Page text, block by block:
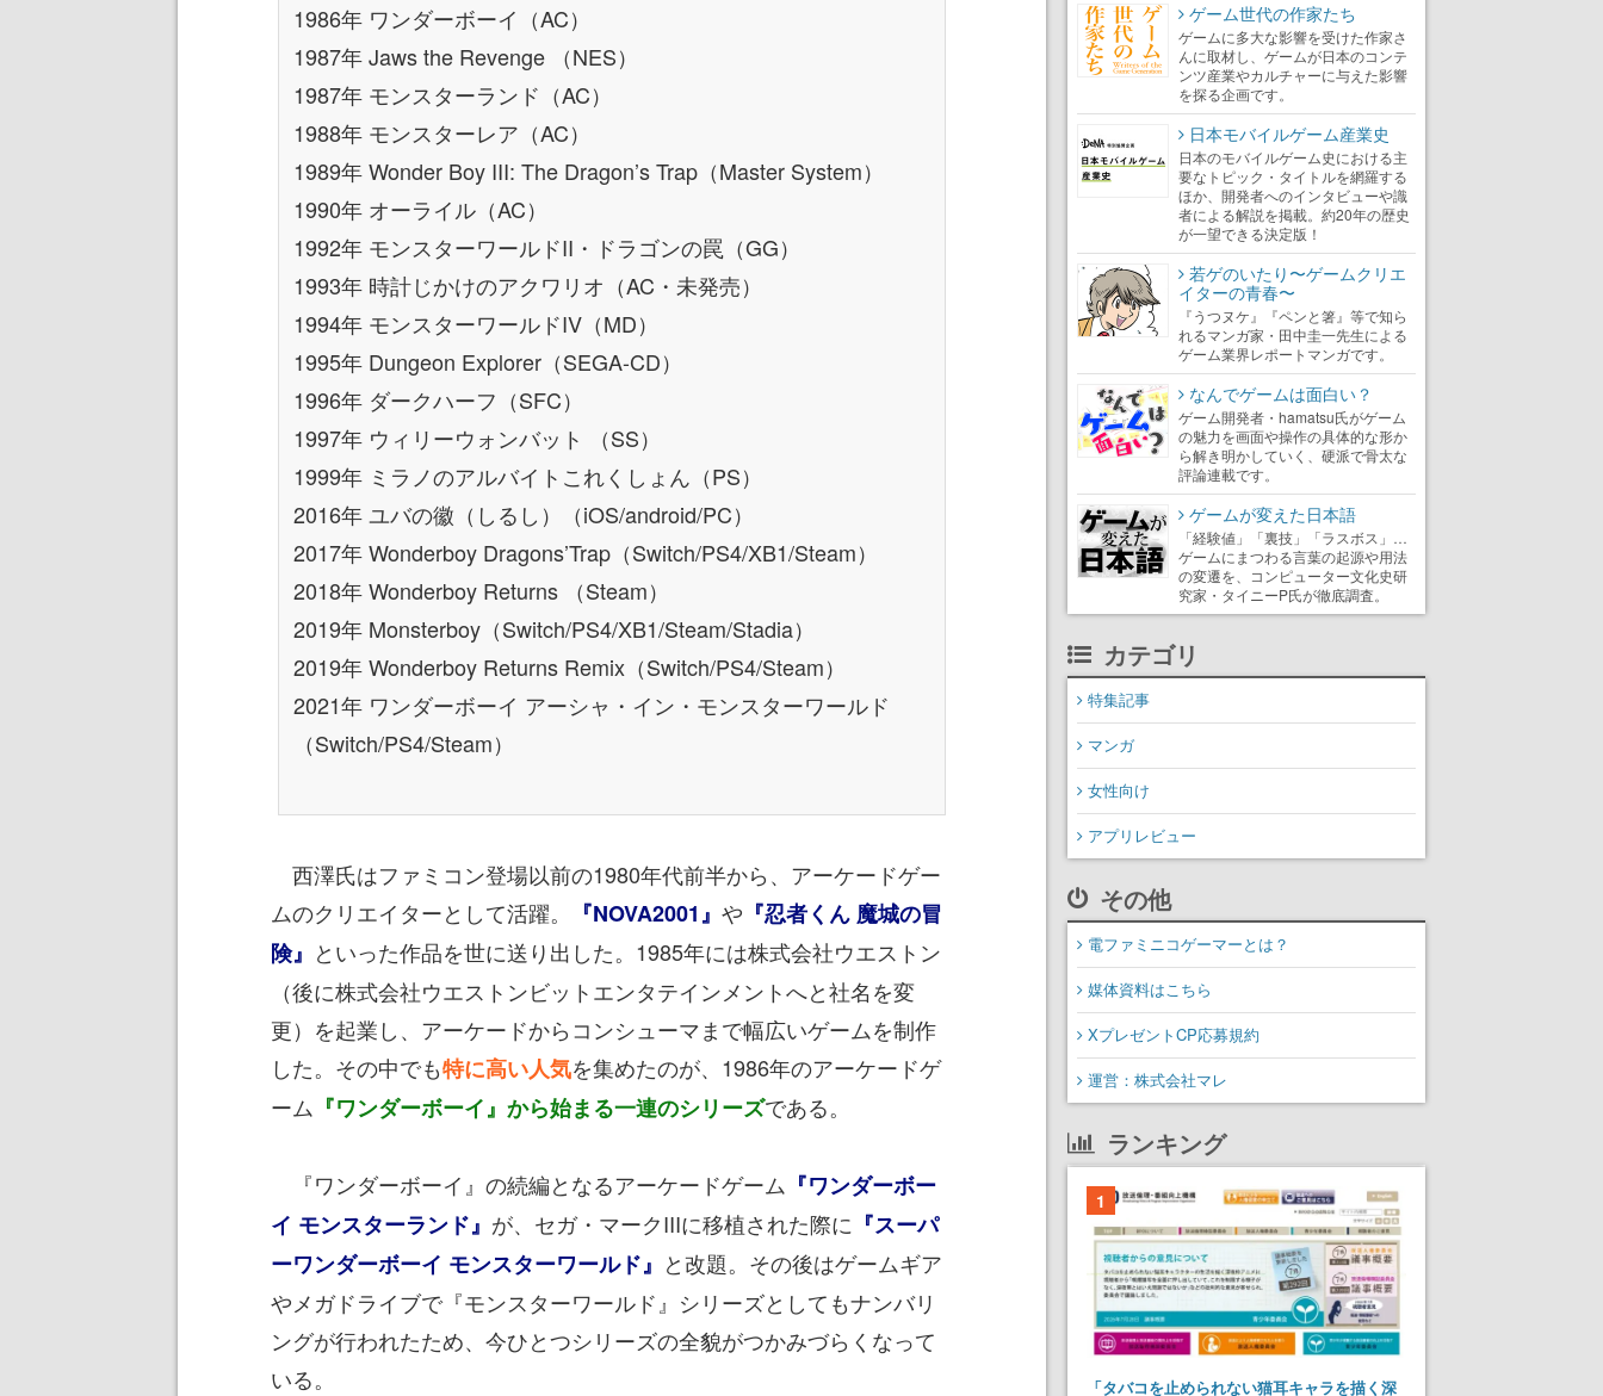
1986年 ワンダーボーイ（AC）
1987年 Jaws the Revenge （NES）
1987年 モンスターランド（AC）
1988年 モンスターレア（AC）
1989年 Wonder Boy III: The Dragon’s Trap（Master System）
1990年 オーライル（AC）
1992年 モンスターワールドII・ドラゴンの罠（GG）
1993年 時計じかけのアクワリオ（AC・未発売）
1994年 モンスターワールドIV（MD）
1995年 Dungeon Explorer（SEGA-CD）
1996年 ダークハーフ（SFC）
1997年 ウィリーウォンバット （SS）
1999年 ミラノのアルバイトこれくしょん（PS）
2016年 ユバの徽（しるし）（iOS/android/PC）
2017年 Wonderboy Dragons’Trap（Switch/PS4/XB1/Steam）
2018年 Wonderboy Returns （Steam）
2019年 Monsterboy（Switch/PS4/XB1/Steam/Stadia）
2019年 Wonderboy Returns Remix（Switch/PS4/Steam）
2021年 ワンダーボーイ アーシャ・イン・モンスターワールド
（Switch/PS4/Steam）
西澤氏はファミコン登場以前の1980年代前半から、アーケードゲー
ムのクリエイターとして活躍。
『NOVA2001』 や 『忍者くん 魔城の冒
険』 といった作品を世に送り出した。1985年には株式会社ウエストン
（後に株式会社ウエストンビットエンタテインメントへと社名を変
更）を起業し、アーケードからコンシューマまで幅広いゲームを制作
した。その中でも特に高い人気を集めたのが、1986年のアーケードゲ
ーム 『ワンダーボーイ』から始まる一連のシリーズである。
『ワンダーボーイ』の続編となるアーケードゲーム 『ワンダーボー
イ モンスターランド』 が、セガ・マークIIIに移植された際に 『スーパ
ーワンダーボーイ モンスターワールド』 と改題。その後はゲームギア
やメガドライブで『モンスターワールド』シリーズとしてもナンバリ
ングが行われたため、今ひとつシリーズの全貌がつかみづらくなって
いる。
ゲーム世代の作家たち
ゲームに多大な影響を受けた作家さ
んに取材し、ゲームが日本のコンテ
ンツ産業やカルチャーに与えた影響
を探る企画です。
日本モバイルゲーム産業史
日本のモバイルゲーム史における主
要なトピック・タイトルを網羅する
ほか、開発者へのインタビューや識
者による解説を掲載。約20年の歴史
が一望できる決定版！
若ゲのいたり〜ゲームクリエ
イターの青春〜
『うつヌケ』『ペンと箸』等で知ら
れるマンガ家・田中圭一先生による
ゲーム業界レポートマンガです。
なんでゲームは面白い？
ゲーム開発者・hamatsu氏がゲーム
の魅力を画面や操作の具体的な形か
ら解き明かしていく、硬派で骨太な
評論連載です。
ゲームが変えた日本語
「経験値」「裏技」「ラスボス」…
ゲームにまつわる言葉の起源や用法
の変遷を、コンピューター文化史研
究家・タイニーP氏が徹底調査。
カテゴリ
特集記事
マンガ
女性向け
アプリレビュー
その他
電ファミニコゲーマーとは？
媒体資料はこちら
XプレゼントCP応募規約
運営：株式会社マレ
ランキング
1
「タバコを止められない猫耳キャラを描く深